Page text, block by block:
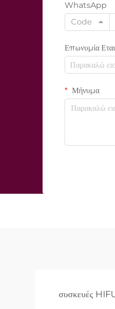
WhatsApp
Code
Επωνυμία
Μήνυμα
συσκευές